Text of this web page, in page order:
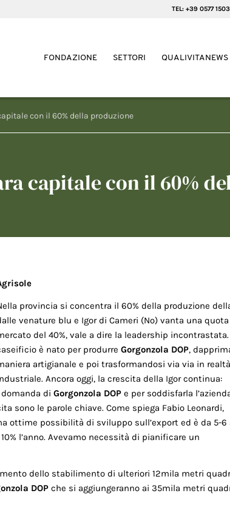
TEL: +39 0577
FONDAZIONE SETTORI QUALIVITANEWS
con il 60% della produzione
capitale con il 60%
provincia si concentra il 60% della produzione
venature blu e Igor di Cameri (No) vanta una
del 40%, vale a dire la leadership incontrastata.
è nato per produrre Gorgonzola DOP,
artigianale e poi trasformandosi via via in realtà
Ancora oggi, la crescita della Igor continua:
di Gorgonzola DOP e per soddisfarla
sono le parole chiave. Come spiega Fabio Leonardi,
ottime possibilità di sviluppo sull’export ed è da 5-6
l’anno. Avevamo necessità di pianificare un
dello stabilimento di ulteriori 12mila metri
DOP che si aggiungeranno ai 35mila metri